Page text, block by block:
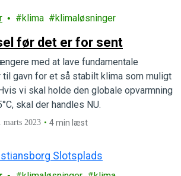
klima klimaløsninger
før det er for sent
med at lave fundamentale
gavn for et så stabilt klima som muligt
vi skal holde den globale opvarmning
skal der handles NU.
marts 2023 4 min læst